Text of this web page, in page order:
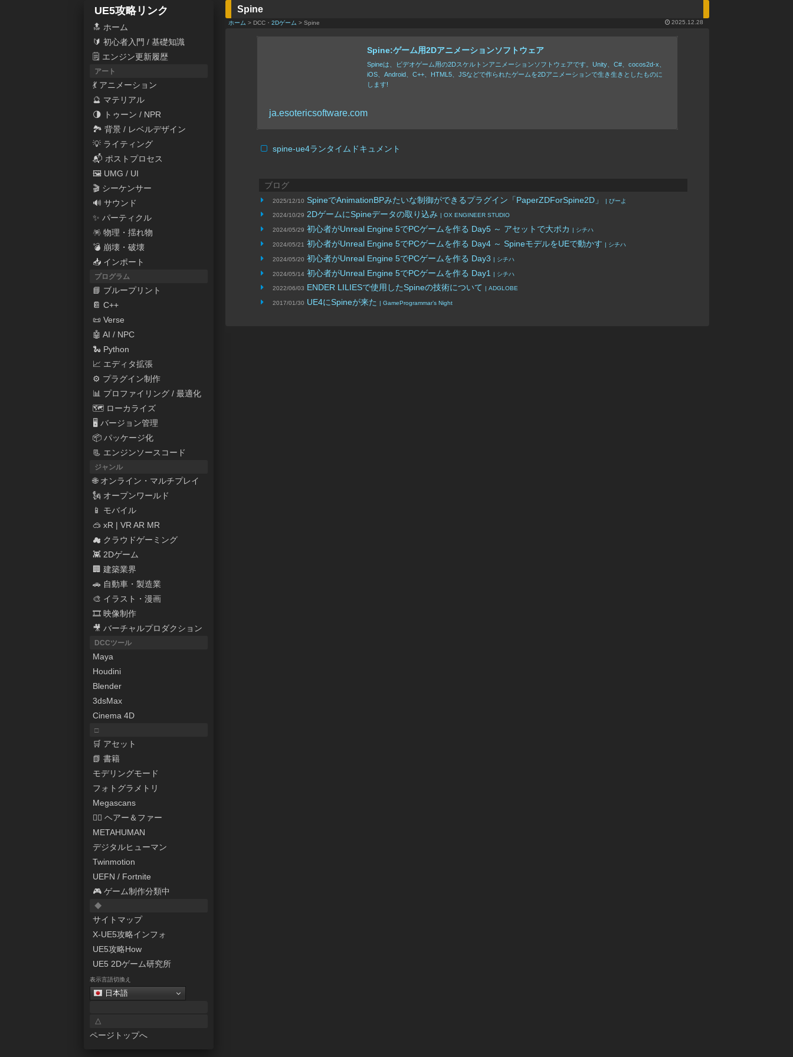
Spine
2025.12.28
ホーム > DCC・ 2Dゲーム > Spine
Spine:ゲーム用2Dアニメーションソフトウェア
Spineは、ビデオゲーム用の2Dスケルトンアニメーションソフトウェアです。Unity、C#、cocos2d-x、
iOS、Android、C++、HTML5、JSなどで作られたゲームを2Dアニメーションで生き生きとしたものに
します!
ja.esotericsoftware.com
spine-ue4ランタイムドキュメント
ブログ
2025/12/10 SpineでAnimationBPみたいな制御ができるプラグイン「PaperZDForSpine2D」 | ぴーよ
2024/10/29 2DゲームにSpineデータの取り込み | OX ENGINEER STUDIO
2024/05/29 初心者がUnreal Engine 5でPCゲームを作る Day5 ～ アセットで大ポカ | シチハ
2024/05/21 初心者がUnreal Engine 5でPCゲームを作る Day4 ～ SpineモデルをUEで動かす | シチハ
2024/05/20 初心者がUnreal Engine 5でPCゲームを作る Day3 | シチハ
2024/05/14 初心者がUnreal Engine 5でPCゲームを作る Day1 | シチハ
2022/06/03 ENDER LILIESで使用したSpineの技術について | ADGLOBE
2017/01/30 UE4にSpineが来た | GameProgrammar’s Night
UE5攻略リンク
🔝 ホーム
🔰 初心者入門 / 基礎知識
🗒 エンジン更新履歴
アート
💃 アニメーション
🔮 マテリアル
🌗 トゥーン / NPR
🏞 背景 / レベルデザイン
💡 ライティング
📬 ポストプロセス
🖼 UMG / UI
🎬 シーケンサー
🔊 サウンド
✨ パーティクル
🪅 物理・揺れ物
💣 崩壊・破壊
📥 インポート
プログラム
📘 ブループリント
📔 C++
📜 Verse
🤖 AI / NPC
🐍 Python
📈 エディタ拡張
⚙ プラグイン制作
📊 プロファイリング / 最適化
🗺 ローカライズ
🖥 バージョン管理
📦 パッケージ化
📃 エンジンソースコード
ジャンル
🌐 オンライン・マルチプレイ
🗽 オープンワールド
📱 モバイル
🥽 xR | VR AR MR
☁ クラウドゲーミング
👾 2Dゲーム
🏢 建築業界
🚗 自動車・製造業
🎨 イラスト・漫画
🎞 映像制作
🎥 バーチャルプロダクション
DCCツール
Maya
Houdini
Blender
3dsMax
Cinema 4D
□
🛒 アセット
📗 書籍
モデリングモード
フォトグラメトリ
Megascans
💇‍♀️ ヘアー＆ファー
METAHUMAN
デジタルヒューマン
Twinmotion
UEFN / Fortnite
🎮 ゲーム制作分類中
◆
サイトマップ
X-UE5攻略インフォ
UE5攻略How
UE5 2Dゲーム研究所
表示言語切換え
日本語
△
ページトップへ